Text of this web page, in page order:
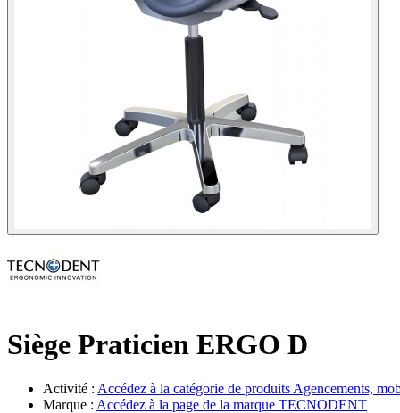
Siège Praticien ERGO D
Activité : Accédez à la catégorie de produits Agencements,
Marque : Accédez à la page de la marque TECNODENT